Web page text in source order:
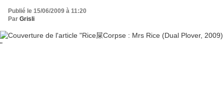
Publié le 15/06/2009 à 11:20
Par Grisli